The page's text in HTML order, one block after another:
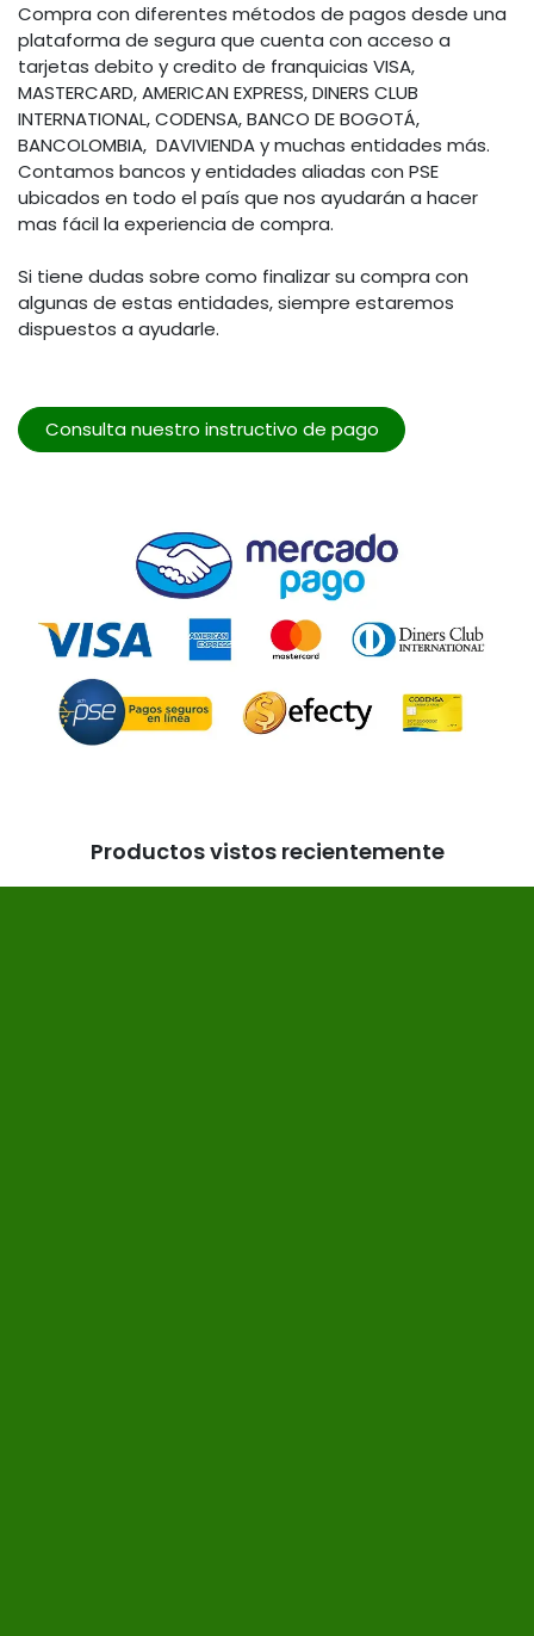
Compra con diferentes métodos de pagos desde una
plataforma de segura que cuenta con acceso a
tarjetas debito y credito de franquicias VISA,
MASTERCARD, AMERICAN EXPRESS, DINERS CLUB
INTERNATIONAL, CODENSA, BANCO DE BOGOTÁ,
BANCOLOMBIA, DAVIVIENDA y muchas entidades más.
Contamos bancos y entidades aliadas con PSE
ubicados en todo el país que nos ayudarán a hacer
mas fácil la experiencia de compra.
Si tiene dudas sobre como finalizar su compra con
algunas de estas entidades, siempre estaremos
dispuestos a ayudarle.
Consulta nuestro instructivo de pago
Productos vistos recientemente